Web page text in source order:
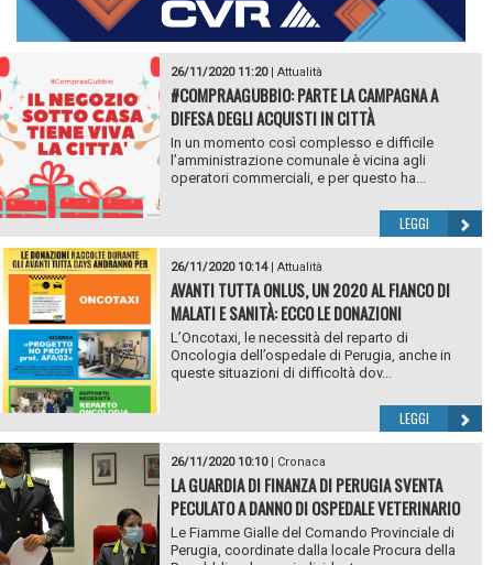
26/11/2020 11:20| Attualità
#COMPRAAGUBBIO: PARTE LA CAMPAGNA A
DIFESA DEGLI ACQUISTI IN CITTÀ
In un momento così complesso e difficile
l’amministrazione comunale è vicina agli
operatori commerciali, e per questo ha...
LEGGI
26/11/2020 10:14| Attualità
AVANTI TUTTA ONLUS, UN 2020 AL FIANCO DI
MALATI E SANITÀ: ECCO LE DONAZIONI
L’Oncotaxi, le necessità del reparto di
Oncologia dell’ospedale di Perugia, anche in
queste situazioni di difficoltà dov...
LEGGI
26/11/2020 10:10| Cronaca
LA GUARDIA DI FINANZA DI PERUGIA SVENTA
PECULATO A DANNO DI OSPEDALE VETERINARIO
Le Fiamme Gialle del Comando Provinciale di
Perugia, coordinate dalla locale Procura della